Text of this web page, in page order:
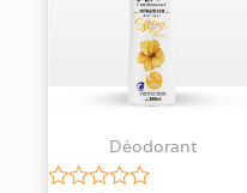
Déodorant